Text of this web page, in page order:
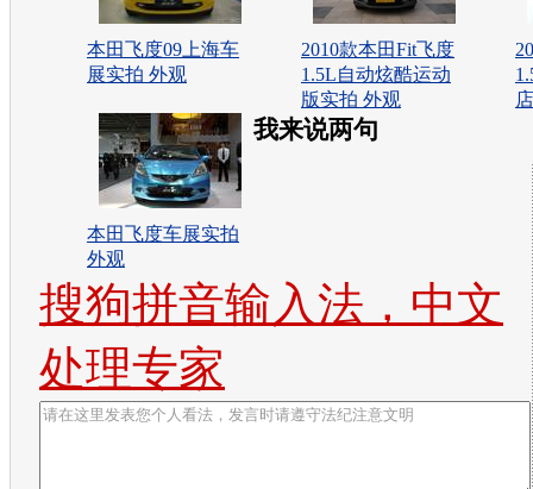
本田飞度09上海车
展实拍 外观
2010款本田Fit飞度
1.5L自动炫酷运动
版实拍 外观
本田飞度车展实拍
外观
我来说两句
搜狗拼音输入法，中文
处理专家